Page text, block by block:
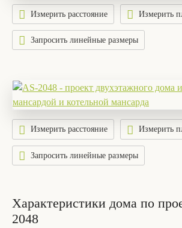
Измерить расстояние Измерить
Запросить линейные размеры
Измерить расстояние Измерить
Запросить линейные размеры
Характеристики дома по
2048